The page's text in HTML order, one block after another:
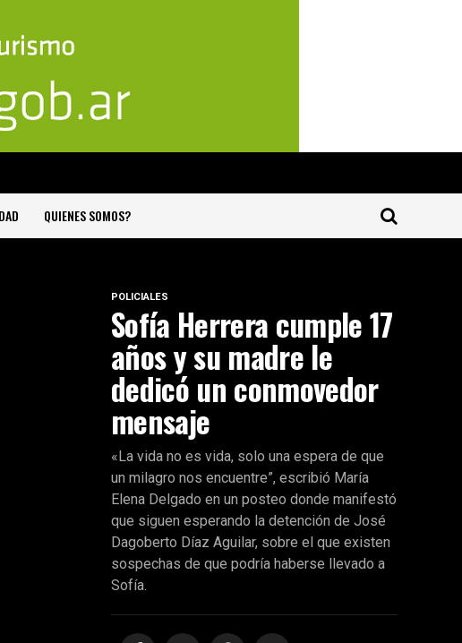
QUIENES SOMOS?
POLICIALES
Sofía Herrera cumple 17
años y su madre le
dedicó un conmovedor
mensaje
«La vida no es vida, solo una espera de que
un milagro nos encuentre”, escribió María
Elena Delgado en un posteo donde manifestó
que siguen esperando la detención de José
Dagoberto Díaz Aguilar, sobre el que existen
sospechas de que podría haberse llevado a
Sofía.